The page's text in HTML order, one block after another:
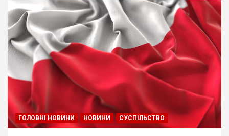
ГОЛОВНІ НОВИНИ НОВИНИ СУСПІЛЬСТВО